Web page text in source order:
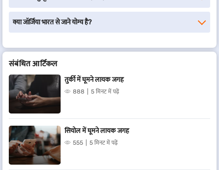
क्या जॉर्जिया भारत से जाने योग्य है?
संबंधित आर्टिकल
तुर्की में घूमने लायक जगह
888 5 मिनट में पढ़ें
सियोल में घूमने लायक जगह
555 5 मिनट में पढ़ें